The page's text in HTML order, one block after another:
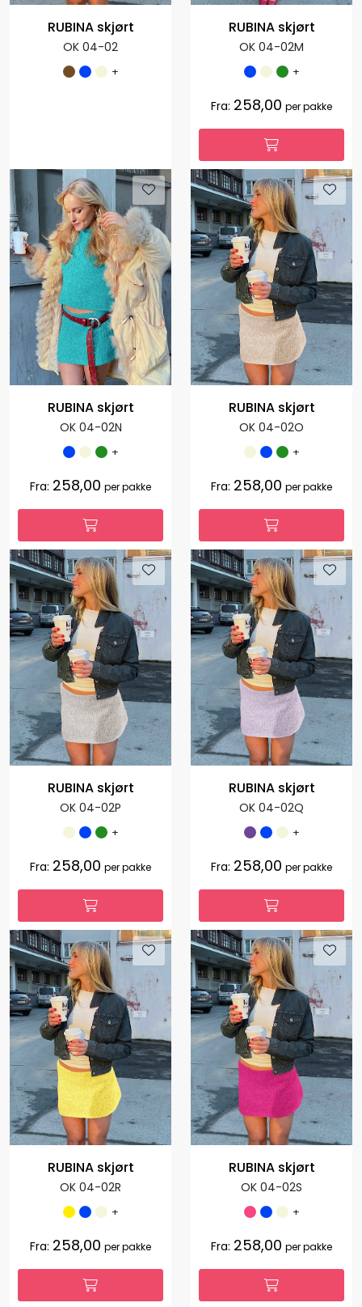
RUBINA skjørt
OK 04-02
+
RUBINA skjørt
OK 04-02M
+
Fra: 258,00 per pakke
RUBINA skjørt
OK 04-02N
+
Fra: 258,00 per pakke
RUBINA skjørt
OK 04-02O
+
Fra: 258,00 per pakke
RUBINA skjørt
OK 04-02P
+
Fra: 258,00 per pakke
RUBINA skjørt
OK 04-02Q
+
Fra: 258,00 per pakke
RUBINA skjørt
OK 04-02R
+
Fra: 258,00 per pakke
RUBINA skjørt
OK 04-02S
+
Fra: 258,00 per pakke